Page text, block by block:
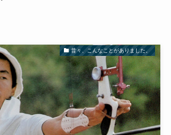
昔々、こんなことがありました。